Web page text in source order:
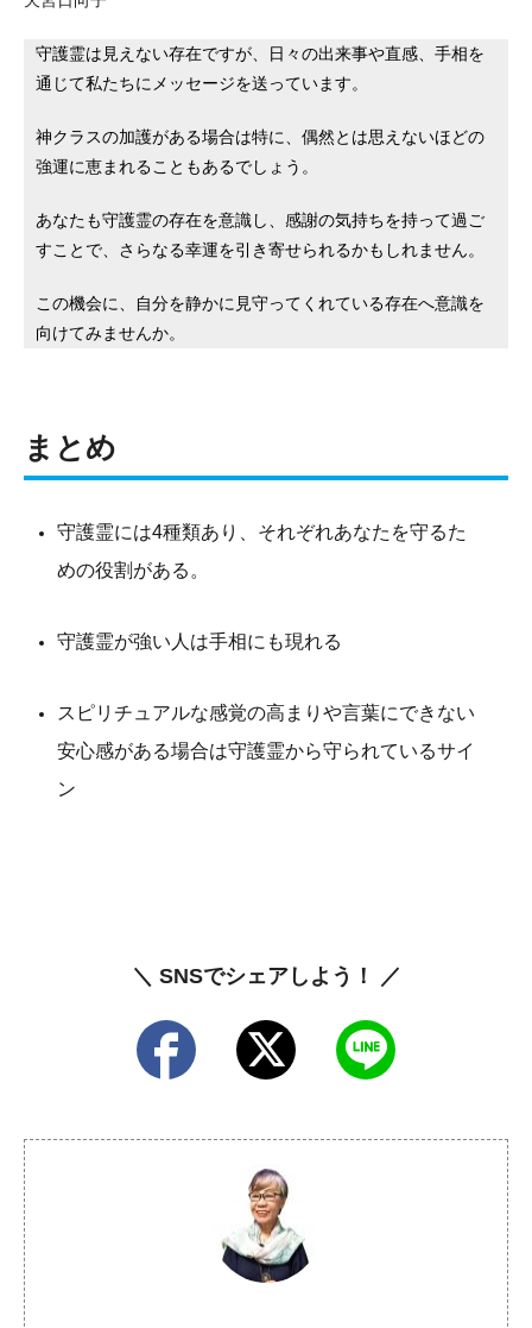
守護霊は見えない存在ですが、日々の出来事や直感、手相を
通じて私たちにメッセージを送っています。
神クラスの加護がある場合は特に、偶然とは思えないほどの
強運に恵まれることもあるでしょう。
あなたも守護霊の存在を意識し、感謝の気持ちを持って過ご
すことで、さらなる幸運を引き寄せられるかもしれません。
この機会に、自分を静かに見守ってくれている存在へ意識を
向けてみませんか。
まとめ
守護霊には4種類あり、それぞれあなたを守るた
めの役割がある。
守護霊が強い人は手相にも現れる
スピリチュアルな感覚の高まりや言葉にできない
安心感がある場合は守護霊から守られているサイ
ン
＼ SNSでシェアしよう！ ／